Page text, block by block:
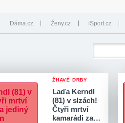
Dáma.cz Ženy.cz iSport.cz
ŽHAVÉ DRBY
Laďa Kerndl
(81) v slzách!
Čtyři mrtví
kamarádi za…